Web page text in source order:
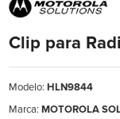
Clip para
Modelo: HLN9844
Marca: MOTOROLA